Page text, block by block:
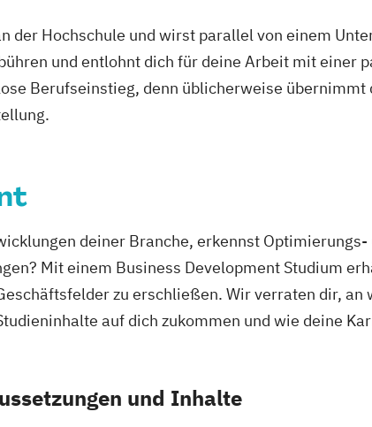
Studium)
der Hochschule und wirst parallel von einem
und entlohnt dich für deine Arbeit mit einer
Berufseinstieg, denn üblicherweise übernimmt
deiner Branche, erkennst
Mit einem Business Development Studium
zu erschließen. Wir verraten dir, an
auf dich zukommen und wie deine
und Inhalte